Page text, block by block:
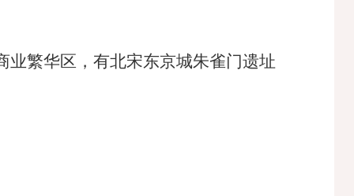
业繁华区，有北宋东京城朱雀门遗址